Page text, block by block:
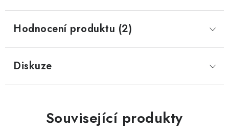
Hodnocení produktu (2)
Diskuze
Související produkty